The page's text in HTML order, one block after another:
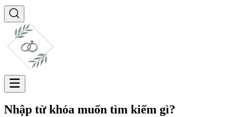
Nhập từ khóa muốn tìm kiếm gì?